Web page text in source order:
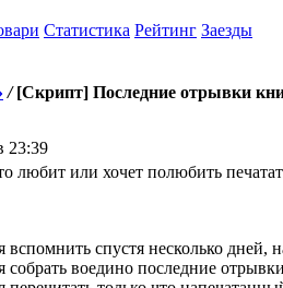
Статистика Рейтинг Заезды
/ [Скрипт] Последние отрывки
23:39
любит или хочет полюбить
вспомнить спустя несколько дней,
собрать воедино последние